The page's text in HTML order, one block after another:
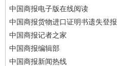
中国商报电子版在线阅读
中国商报货物进口证明书遗失登报
中国商报记者之家
中国商报编辑部
中国商报新闻热线